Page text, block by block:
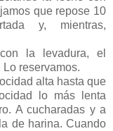
que repose 10
y, mientras,
la levadura, el
reservamos.
alta hasta que
lo más lenta
A cucharadas y a
de harina. Cuando